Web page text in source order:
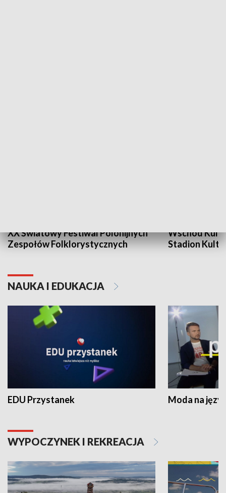
XX Światowy Festiwal Polonijnych
Zespołów Folklorystycznych
Wschód
Stadion
NAUKA I EDUKACJA
EDU Przystanek Moda na
WYPOCZYNEK I REKREACJA